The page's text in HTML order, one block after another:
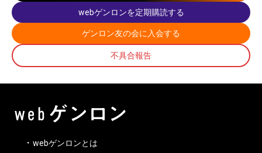
webゲンロンを定期購読する
ゲンロン友の会に入会する
不具合報告
webゲンロンとは